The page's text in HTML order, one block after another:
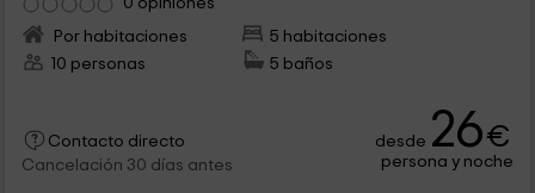
Por habitaciones
5 habitaciones
10 personas
5 baños
Contacto directo
Cancelación 30 días antes
desde 26€
persona y noche